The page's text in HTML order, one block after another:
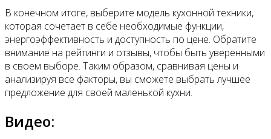
В конечном итоге, выберите модель кухонной техники,
которая сочетает в себе необходимые функции,
энергоэффективность и доступность по цене. Обратите
внимание на рейтинги и отзывы, чтобы быть уверенными
в своем выборе. Таким образом, сравнивая цены и
анализируя все факторы, вы сможете выбрать лучшее
предложение для своей маленькой кухни.
Видео: